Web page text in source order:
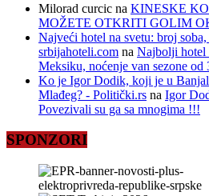
Milorad curcic na KINESKE
MOŽETE OTKRITI GOLIM
Najveći hotel na svetu: broj
srbijahoteli.com na Najbolji hotel
Meksiku, noćenje van sezone od
Ko je Igor Dodik, koji je u
Mlađeg? - Politički.rs na Igor
Povezivali su ga sa mnogima !!!
SPONZORI